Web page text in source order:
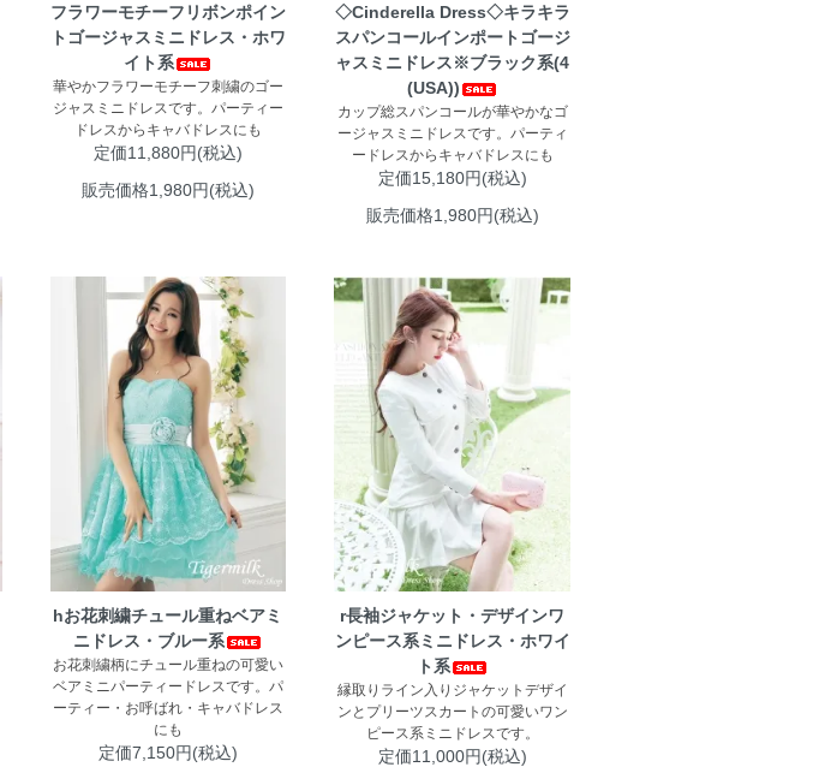
フラワーモチーフリボンポイン
トゴージャスミニドレス・ホワ
イト系
華やかフラワーモチーフ刺繍のゴー
ジャスミニドレスです。パーティー
ドレスからキャバドレスにも
定価11,880円(税込)
販売価格1,980円(税込)
◇Cinderella Dress◇キラキラ
スパンコールインポートゴージ
ャスミニドレス※ブラック系(4
(USA))
カップ総スパンコールが華やかなゴ
ージャスミニドレスです。パーティ
ードレスからキャバドレスにも
定価15,180円(税込)
販売価格1,980円(税込)
hお花刺繍チュール重ねベアミ
ニドレス・ブルー系
お花刺繍柄にチュール重ねの可愛い
ベアミニパーティードレスです。パ
ーティー・お呼ばれ・キャバドレス
にも
定価7,150円(税込)
r長袖ジャケット・デザインワ
ンピース系ミニドレス・ホワイ
ト系
縁取りライン入りジャケットデザイ
ンとプリーツスカートの可愛いワン
ピース系ミニドレスです。
定価11,000円(税込)